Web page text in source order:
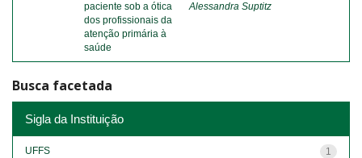
paciente sob a ótica
dos profissionais da
atenção primária à
saúde
Alessandra Suptitz
Busca facetada
Sigla da Instituição
1
UFFS